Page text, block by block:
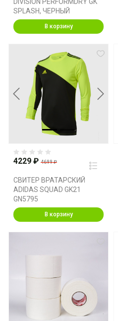
DIVISION PERFORMDRY GK
SPLASH, ЧЕРНЫЙ
В корзину
Previous Next
4229 ₽ 4699 ₽
СВИТЕР ВРАТАРСКИЙ
ADIDAS SQUAD GK21
GN5795
В корзину